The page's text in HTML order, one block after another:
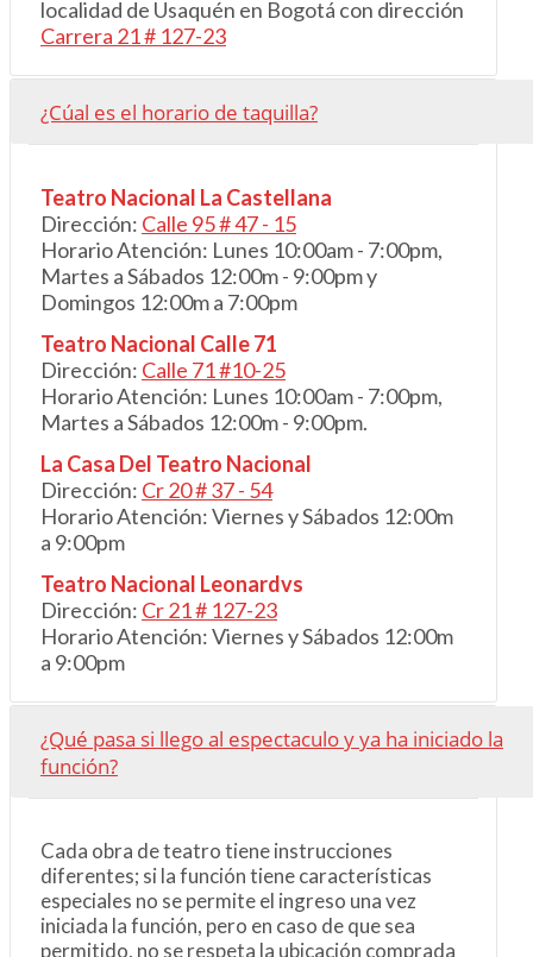
localidad de Usaquén en Bogotá con dirección
Carrera 21 # 127-23
¿Cúal es el horario de taquilla?
Teatro Nacional La Castellana
Dirección: Calle 95 # 47 - 15
Horario Atención: Lunes 10:00am - 7:00pm,
Martes a Sábados 12:00m - 9:00pm y
Domingos 12:00m a 7:00pm
Teatro Nacional Calle 71
Dirección: Calle 71 #10-25
Horario Atención: Lunes 10:00am - 7:00pm,
Martes a Sábados 12:00m - 9:00pm.
La Casa Del Teatro Nacional
Dirección: Cr 20 # 37- 54
Horario Atención: Viernes y Sábados 12:00m
a 9:00pm
Teatro Nacional Leonardvs
Dirección: Cr 21 # 127-23
Horario Atención: Viernes y Sábados 12:00m
a 9:00pm
¿Qué pasa si llego al espectaculo y ya ha iniciado la
función?
Cada obra de teatro tiene instrucciones
diferentes; si la función tiene características
especiales no se permite el ingreso una vez
iniciada la función, pero en caso de que sea
permitido, no se respeta la ubicación comprada